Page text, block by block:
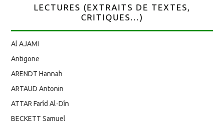
LECTURES (EXTRAITS DE TEXTES,
CRITIQUES...)
Al AJAMI
Antigone
ARENDT Hannah
ARTAUD Antonin
ATTAR Farîd Al-Dîn
BECKETT Samuel